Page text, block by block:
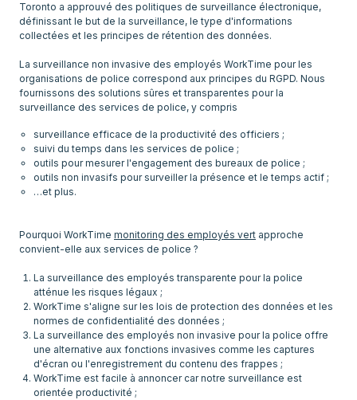
Toronto a approuvé des politiques de surveillance électronique,
définissant le but de la surveillance, le type d'informations
collectées et les principes de rétention des données.
La surveillance non invasive des employés WorkTime pour les
organisations de police correspond aux principes du RGPD. Nous
fournissons des solutions sûres et transparentes pour la
surveillance efficace de la productivité des officiers ;
suivi du temps dans les services de police ;
outils pour mesurer l'engagement des bureaux de police ;
outils non invasifs pour surveiller la présence et le temps actif ;
…et plus.
Pourquoi WorkTime monitoring des employés vert approche
convient-elle aux services de police ?
La surveillance des employés transparente pour la police
atténue les risques légaux ;
WorkTime s'aligne sur les lois de protection des données et les
normes de confidentialité des données ;
La surveillance des employés non invasive pour la police offre
une alternative aux fonctions invasives comme les captures
d'écran ou l'enregistrement du contenu des frappes ;
WorkTime est facile à annoncer car notre surveillance est
orientée productivité ;